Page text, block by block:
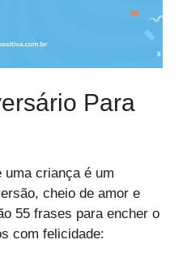
Para
uma criança é um
cheio de amor e
55 frases para encher o
com felicidade: